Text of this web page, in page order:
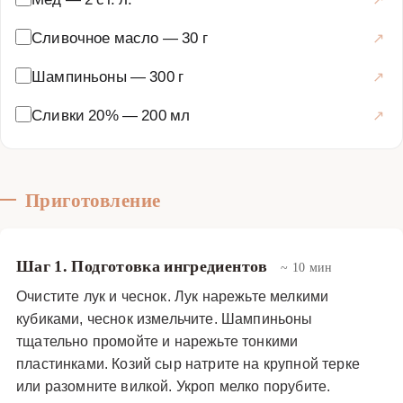
Сливочное масло —30 г
Шампиньоны —300 г
Сливки 20%— 200 мл
Приготовление
Шаг 1. Подготовка ингредиентов ~ 10 мин
Очистите лук и чеснок. Лук нарежьте мелкими
кубиками, чеснок измельчите. Шампиньоны
тщательно промойте и нарежьте тонкими
пластинками. Козий сыр натрите на крупной терке
или разомните вилкой. Укроп мелко порубите.